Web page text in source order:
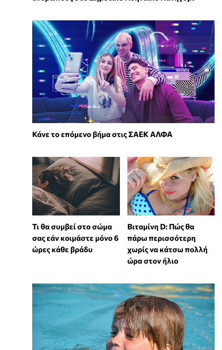
Κάνε το επόμενο βήμα στις ΣΑΕΚ ΑΛΦΑ
Τι θα συμβεί στο σώμα
σας εάν κοιμάστε μόνο 6
ώρες κάθε βράδυ
Βιταμίνη D: Πώς θα
πάρω περισσότερη
χωρίς να κάτσω πολλή
ώρα στον ήλιο